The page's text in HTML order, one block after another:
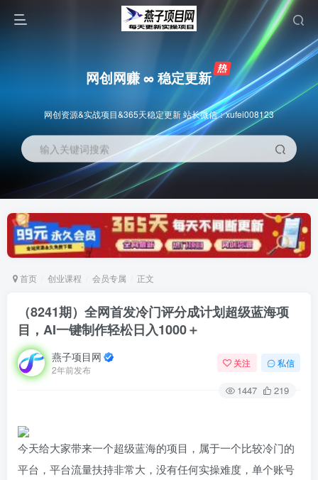
网创网赚 ∞ 稳定更新
网创资源&实战项目&365天稳定更新 站长微信：xufei008123
输入关键词搜索
首页 创业课程 会员专属 正文
（8241期）全网首发冷门评分成计划超级蓝海项
目，AI一键制作轻松日入1000＋
燕子项目网
2年前发布
关注 私信
1447 219
今天给大家带来一个超级蓝海的项目，属于一个比较冷门的
平台，平台流量扶持非常大，没有任何实操难度，单个账号